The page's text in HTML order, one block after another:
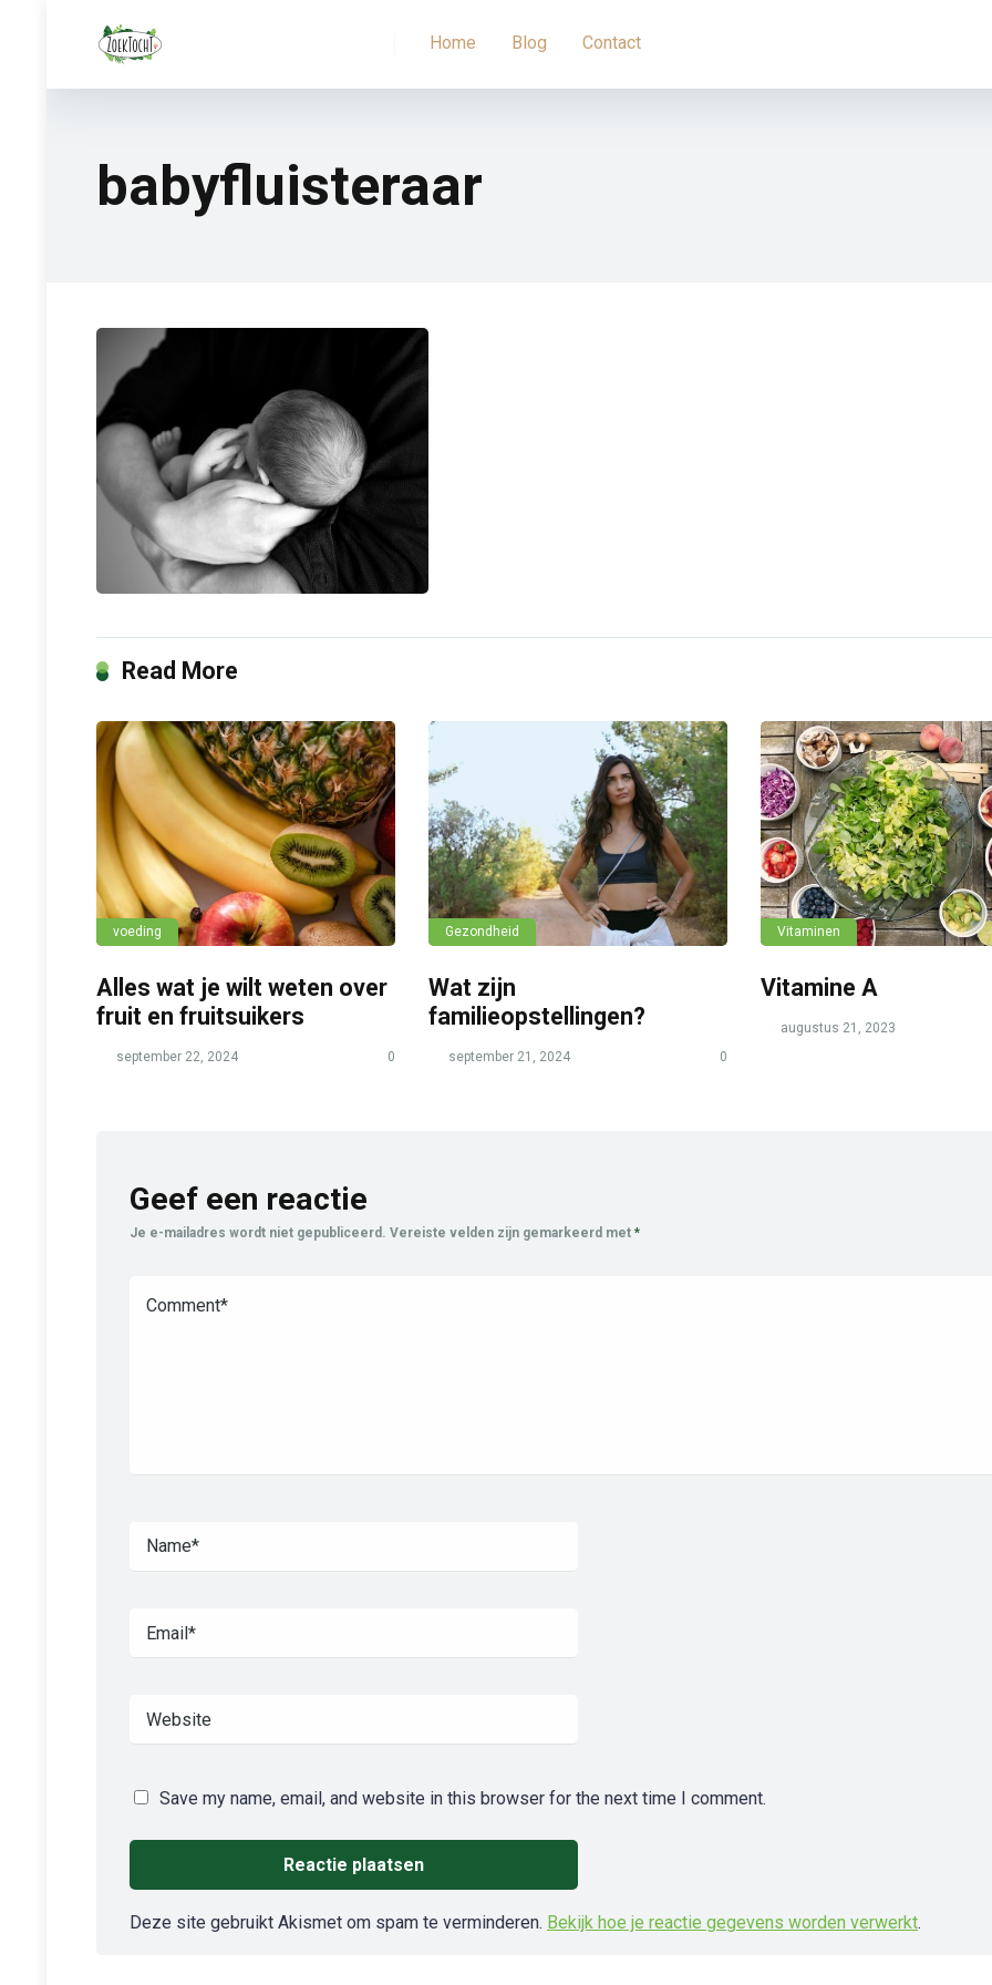
Home Blog Contact
babyfluisteraar
Read More
voeding
Alles wat je wilt weten over
fruit en fruitsuikers
september 22, 2024 0
Gezondheid
Wat zijn
familieopstellingen?
september 21, 2024 0
Vitaminen
Vitamine A
augustus 21, 2023
Geef een reactie
Je e-mailadres wordt niet gepubliceerd. Vereiste velden zijn gemarkeerd met *
Save my name, email, and website in this browser for the next time I comment.
Deze site gebruikt Akismet om spam te verminderen. Bekijk hoe je reactie gegevens worden verwerkt.